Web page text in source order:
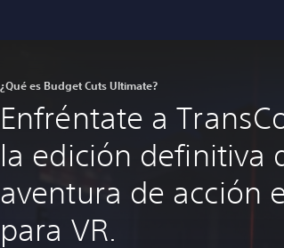
¿Qué es Budget Cuts Ultimate?
Enfréntate a
la edición definitiva
aventura de acción
para VR.